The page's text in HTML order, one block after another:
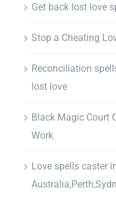
Get back lost love
Stop a Cheating
Reconciliation
lost love
Black Magic Court
Work
Love spells caster